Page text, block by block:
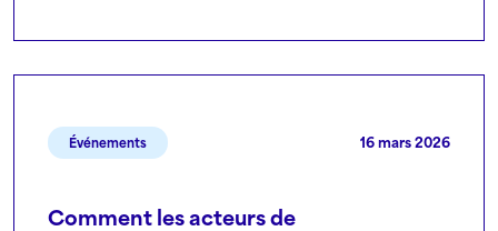
Événements 16 mars 2026
Comment les acteurs de